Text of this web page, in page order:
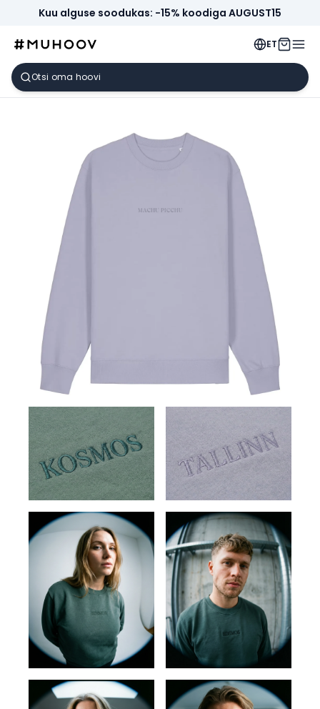
Kuu alguse soodukas: -15% koodiga AUGUST15
ET